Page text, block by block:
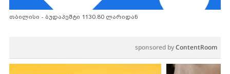
თბილისი - ბუდაპეშტი 1130.80 ლარიდან
sponsored byContentRoom